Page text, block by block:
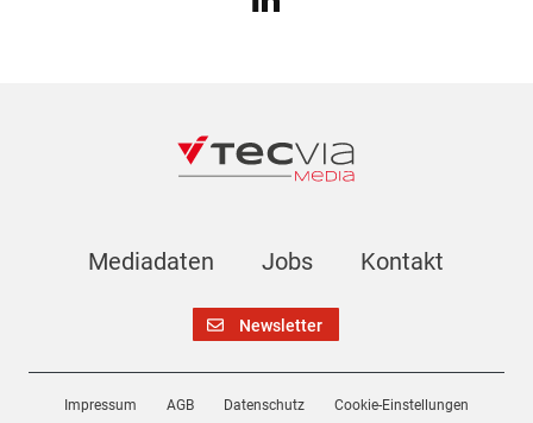
Mediadaten Jobs Kontakt
Newsletter
Impressum AGB Datenschutz Cookie-Einstellungen